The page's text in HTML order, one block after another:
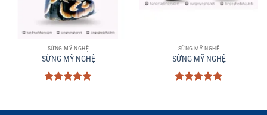
SỪNG MỸ NGHỆ
SỪNG MỸ NGHỆ
sao
SỪNG MỸ NGHỆ
SỪNG MỸ NGHỆ
sao